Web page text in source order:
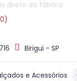
direto da fábrica
Birigui - SP
e Acessórios